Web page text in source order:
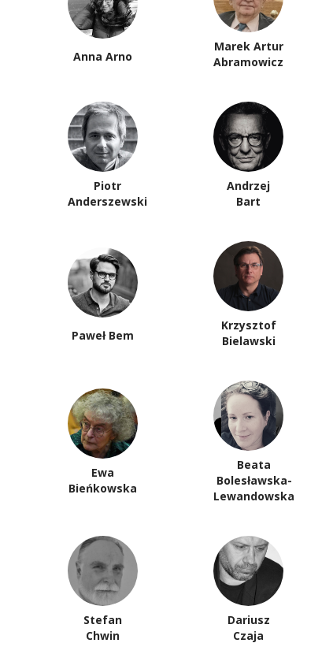
Anna Arno
Marek Artur
Abramowicz
Piotr
Anderszewski
Andrzej
Bart
Paweł Bem
Krzysztof
Bielawski
Ewa
Bieńkowska
Beata
Bolesławska-
Lewandowska
Stefan
Chwin
Dariusz
Czaja